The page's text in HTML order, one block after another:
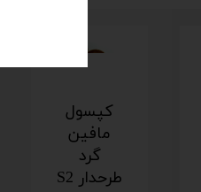
کپسول
مافین
گرد
طرحدار S2